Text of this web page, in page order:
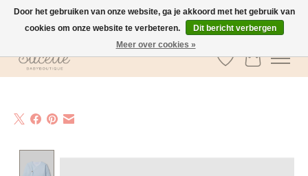
GRATIS verzending vanaf €100 in België
Verlanglijst
Product image slideshow Items
Door het gebruiken van onze website, ga je akkoord met het gebruik van
cookies om onze website te verbeteren.
Dit bericht verbergen
Meer over cookies »